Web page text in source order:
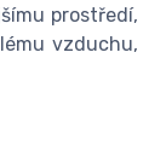
prostředí,
vzduchu,